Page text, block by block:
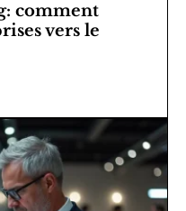
comment
vers le